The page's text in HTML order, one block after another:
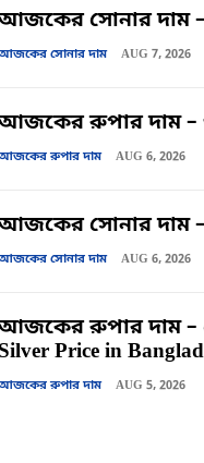
সোনার দাম
সোনার দাম AUG 7, 2026
রুপার দাম
রুপার দাম AUG 6, 2026
সোনার দাম
সোনার দাম AUG 6, 2026
রুপার দাম
Price in
রুপার দাম AUG 5, 2026